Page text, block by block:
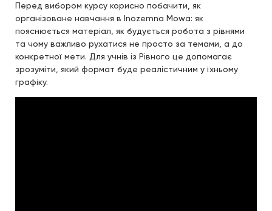
Перед вибором курсу корисно побачити, як
організоване навчання в Inozemna Mowa: як
пояснюється матеріал, як будується робота з рівнями
та чому важливо рухатися не просто за темами, а до
конкретної мети. Для учнів із Рівного це допомагає
зрозуміти, який формат буде реалістичним у їхньому
графіку.